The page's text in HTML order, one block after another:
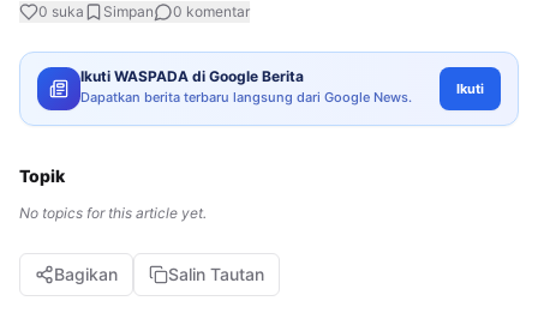
0 suka Simpan 0 komentar
Ikuti WASPADA di Google Berita
Dapatkan berita terbaru langsung dari Google News. Ikuti
Topik
No topics for this article yet.
Bagikan Salin Tautan